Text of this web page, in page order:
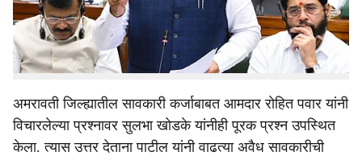
e
राज्यातील सावकारी कर्जात सुमारे ४०० कोटी रुपयांची वाढ झाली
असून, त्याच कालावधीत बँकिंग व्यवस्थेतून १२ हजार ४१५ कोटी
रुपयांचे कर्जवाटप करण्यात आल्याची माहितीही त्यांनी यावेळी दिली.
अमरावती जिल्ह्यातील सावकारी कर्जाबाबत आमदार रोहित पवार यांनी
विचारलेल्या प्रश्नावर सुलभा खोडके यांनीही पूरक प्रश्न उपस्थित
केला. त्यास उत्तर देताना पाटील यांनी वाढत्या अवैध सावकारीची